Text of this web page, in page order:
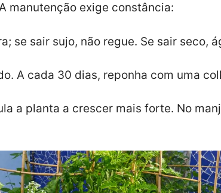
manutenção exige constância:
se sair sujo, não regue. Se sair seco,
A cada 30 dias, reponha com uma
a planta a crescer mais forte. No